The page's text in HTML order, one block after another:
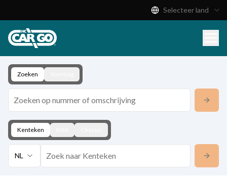
Download
Contact
Selecteer land
Zoeken
Kenteken
NL